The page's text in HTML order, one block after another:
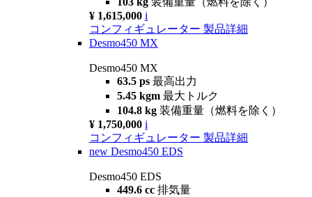
¥ 1,615,000 i
コンフィギュレーター 製品詳細
Desmo450 MX
Desmo450 MX
63.5 ps 最高出力
5.45 kgm 最大トルク
104.8 kg 装備重量（燃料を除く）
¥ 1,750,000 i
コンフィギュレーター 製品詳細
new Desmo450 EDS
Desmo450 EDS
449.6 cc 排気量